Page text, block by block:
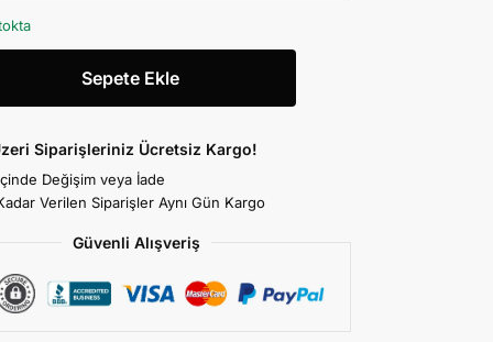
Sepete Ekle
Siparişleriniz Ücretsiz Kargo!
Değişim veya İade
Verilen Siparişler Aynı Gün Kargo
Güvenli Alışveriş